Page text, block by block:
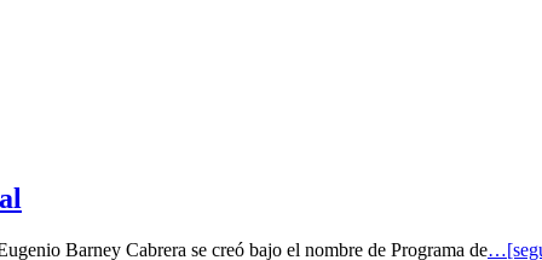
Barney Cabrera se creó bajo el nombre de Programa de